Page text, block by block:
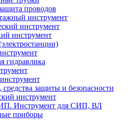
проводов
инструмент
инструмент
инструмент
гидравлика
защиты и безопасности
инструмент
Инструмент для СИП, ВЛ
приборы